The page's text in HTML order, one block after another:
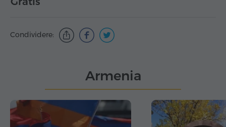
Condividere:
Armenia